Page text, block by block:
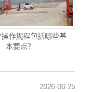
作规程包括哪些基
本要点？
2026-06-25